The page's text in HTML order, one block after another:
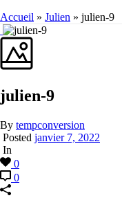
Accueil » Julien » julien-9
julien-9
By tempconversion
Posted janvier 7, 2022
In
0
0